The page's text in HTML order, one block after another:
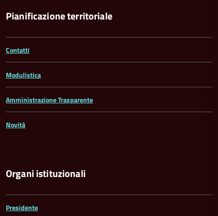
Pianificazione territoriale
Contatti
Modulistica
Amministrazione Trasparente
Novità
Organi istituzionali
Presidente